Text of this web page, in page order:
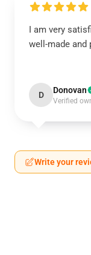
I am very
well-made and
D Donovan
Verified
Write your